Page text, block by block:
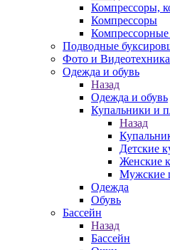
Компрессоры,
Компрессоры
Компрессорные
Подводные
Фото и Видеотехника
Одежда и обувь
Назад
Одежда и обувь
Купальники и
Назад
Детские
Женские
Мужские
Одежда
Обувь
Бассейн
Назад
Бассейн